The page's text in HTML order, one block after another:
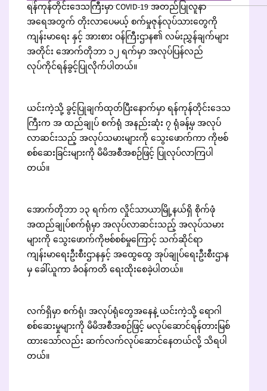
ရန်ကုန်တိုင်းဒေသကြီးမှာ COVID-19 အတည်ပြုလူနာ
အရေအတွက် တိုးလာပေမယ့် စက်မှုဇုန်လုပ်သားတွေကို
ကျန်းမာရေး နှင့် အားစား ဝန်ကြီးဌာန၏ လမ်းညွှန်ချက်များ
အတိုင်း အောက်တိုဘာ ၁၂ ရက်မှာ အလုပ်ပြန်လည်
လုပ်ကိုင်ရန်ခွင့်ပြုလိုက်ပါတယ်။
ယင်းကဲ့သို့ ခွင့်ပြုချက်ထုတ်ပြီးနောက်မှာ ရန်ကုန်တိုင်းဒေသ
ကြီးက အ ထည်ချုပ် စက်ရုံ အနည်းဆုံး ၇ ရုံခန့်မှ အလုပ်
လာဆင်းသည့် အလုပ်သမားများကို သွေးဖောက်ကာ ကိုဗစ်
စစ်ဆေးခြင်းများကို မိမိအစီအစဉ်ဖြင့် ပြုလုပ်လာကြပါ
တယ်။
အောက်တိုဘာ ၁၃ ရက်က လှိုင်သာယာမြို့နယ်ရှိ စိုက်ဖုံ
အထည်ချုပ်စက်ရုံမှာ အလုပ်လာဆင်းသည့် အလုပ်သမား
များကို သွေးဖောက်ကိုဗစ်စစ်မှုကြောင့် သက်ဆိုင်ရာ
ကျန်းမာရေးဦးစီးဌာနနှင့် အထွေထွေ အုပ်ချုပ်ရေးဦးစီးဌာန
မှ ခေါ်ယူကာ ခံဝန်ကတိ ရေးထိုးစေခဲ့ပါတယ်။
လက်ရှိမှာ စက်ရုံ၊ အလုပ်ရုံတွေအနေနဲ့ ယင်းကဲ့သို့ ရောဂါ
စစ်ဆေးမှုများကို မိမိအစီအစဉ်ဖြင့် မလုပ်ဆောင်ရန်တားမြစ်
ထားသော်လည်း ဆက်လက်လုပ်ဆောင်နေတယ်လို့ သိရပါ
တယ်။